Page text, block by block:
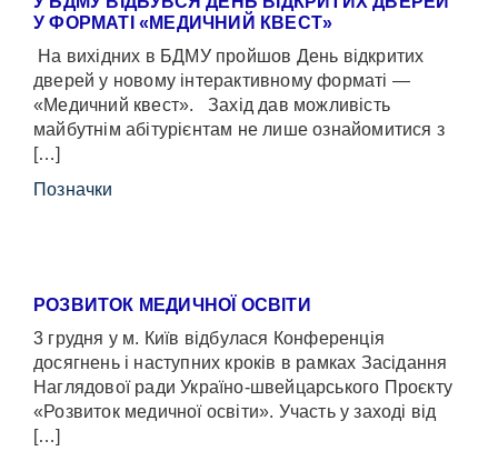
У ФОРМАТІ «МЕДИЧНИЙ КВЕСТ»
На вихідних в БДМУ пройшов День відкритих
дверей у новому інтерактивному форматі —
«Медичний квест». Захід дав можливість
майбутнім абітурієнтам не лише ознайомитися з
[…]
Позначки
РОЗВИТОК МЕДИЧНОЇ ОСВІТИ
3 грудня у м. Київ відбулася Конференція
досягнень і наступних кроків в рамках Засідання
Наглядової ради Україно-швейцарського Проєкту
«Розвиток медичної освіти». Участь у заході від
[…]